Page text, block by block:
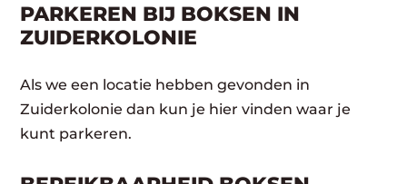
PARKEREN BIJ BOKSEN IN
ZUIDERKOLONIE
Als we een locatie hebben gevonden in
Zuiderkolonie dan kun je hier vinden waar je
kunt parkeren.